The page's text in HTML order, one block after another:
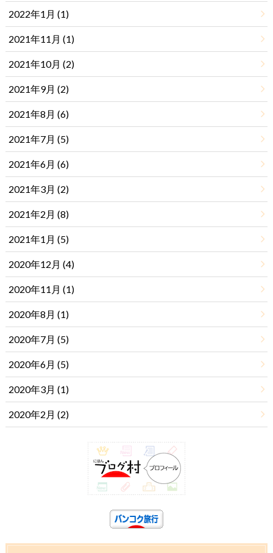
2022年1月 (1)
2021年11月 (1)
2021年10月 (2)
2021年9月 (2)
2021年8月 (6)
2021年7月 (5)
2021年6月 (6)
2021年3月 (2)
2021年2月 (8)
2021年1月 (5)
2020年12月 (4)
2020年11月 (1)
2020年8月 (1)
2020年7月 (5)
2020年6月 (5)
2020年3月 (1)
2020年2月 (2)